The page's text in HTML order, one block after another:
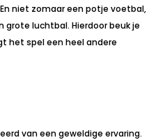
niet zomaar een potje voetbal,
luchtbal. Hierdoor beuk je
het spel een heel andere
van een geweldige ervaring.